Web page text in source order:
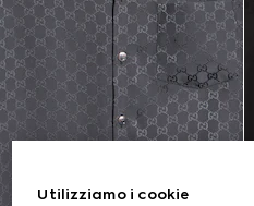
Utilizziamo i cookie